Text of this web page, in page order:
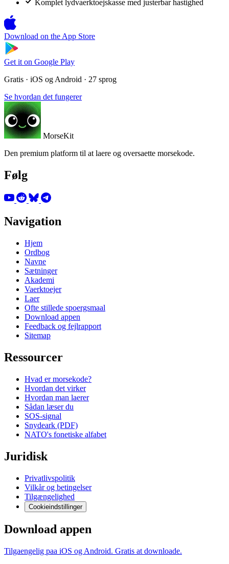
Komplet lydvaerktoejskasse med justerbar hastighed
Download on the App Store
Get it on Google Play
Gratis · iOS og Android · 27 sprog
Se hvordan det fungerer
MorseKit
Den premium platform til at laere og oversaette morsekode.
Følg
Navigation
Hjem
Ordbog
Navne
Sætninger
Akademi
Vaerktoejer
Laer
Ofte stillede spoergsmaal
Download appen
Feedback og fejlrapport
Sitemap
Ressourcer
Hvad er morsekode?
Hvordan det virker
Hvordan man laerer
Sådan læser du
SOS-signal
Snydeark (PDF)
NATO's fonetiske alfabet
Juridisk
Privatlivspolitik
Vilkår og betingelser
Tilgængelighed
Cookieindstillinger
Download appen
Tilgaengelig paa iOS og Android. Gratis at downloade.